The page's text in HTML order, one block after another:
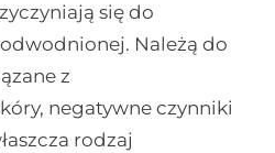
się do
Należą do
z
negatywne czynniki
rodzaj